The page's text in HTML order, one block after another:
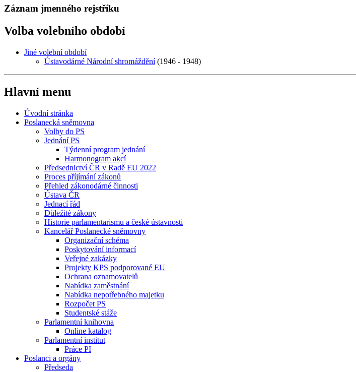
Záznam jmenného rejstříku
Volba volebního období
Jiné volební období
Ústavodárné Národní shromáždění(1946 - 1948)
Hlavní menu
Úvodní stránka
Poslanecká sněmovna
Volby do PS
Jednání PS
Týdenní program jednání
Harmonogram akcí
Předsednictví ČR v Radě EU 2022
Proces příjímání zákonů
Přehled zákonodárné činnosti
Ústava ČR
Jednací řád
Důležité zákony
Historie parlamentarismu a české ústavnosti
Kancelář Poslanecké sněmovny
Organizační schéma
Poskytování informací
Veřejné zakázky
Projekty KPS podporované EU
Ochrana oznamovatelů
Nabídka zaměstnání
Nabídka nepotřebného majetku
Rozpočet PS
Studentské stáže
Parlamentní knihovna
Online katalog
Parlamentní institut
Práce PI
Poslanci a orgány
Předseda